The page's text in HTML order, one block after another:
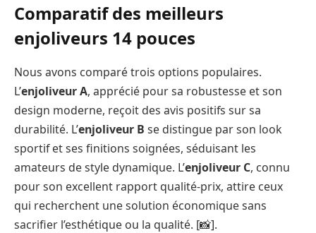
Comparatif des meilleurs
enjoliveurs 14 pouces
Nous avons comparé trois options populaires.
L’enjoliveur A, apprécié pour sa robustesse et son
design moderne, reçoit des avis positifs sur sa
durabilité. L’enjoliveur B se distingue par son look
sportif et ses finitions soignées, séduisant les
amateurs de style dynamique. L’enjoliveur C, connu
pour son excellent rapport qualité-prix, attire ceux
qui recherchent une solution économique sans
sacrifier l’esthétique ou la qualité. [📸].